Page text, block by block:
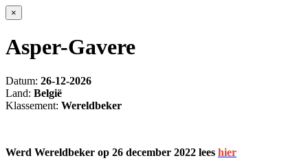
×
Asper-Gavere
Datum: 26-12-2026
Land: België
Klassement: Wereldbeker
Werd Wereldbeker op 26 december 2022 lees hier